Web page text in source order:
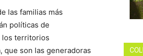
las familias más
políticas de
los territorios
que son las generadoras